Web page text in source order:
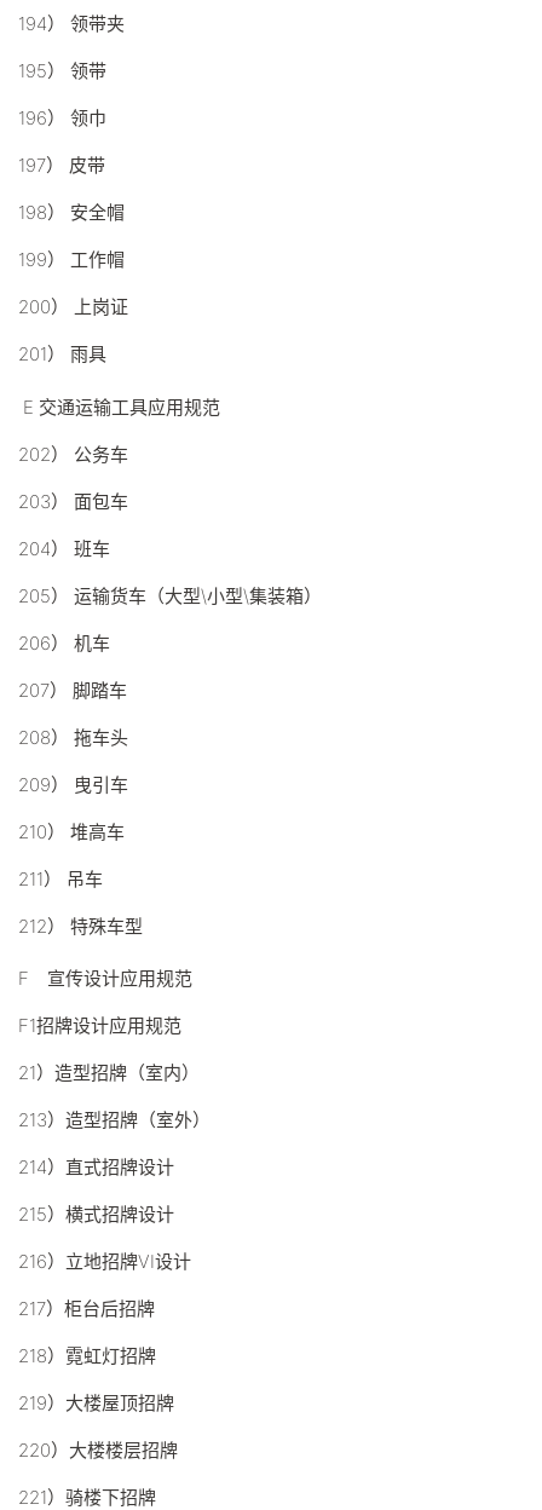
194） 领带夹
195） 领带
196） 领巾
197） 皮带
198） 安全帽
199） 工作帽
200） 上岗证
201） 雨具
E 交通运输工具应用规范
202） 公务车
203） 面包车
204） 班车
205） 运输货车（大型\小型\集装箱）
206） 机车
207） 脚踏车
208） 拖车头
209） 曳引车
210） 堆高车
211） 吊车
212） 特殊车型
F 宣传设计应用规范
F1招牌设计应用规范
21）造型招牌（室内）
213）造型招牌（室外）
214）直式招牌设计
215）横式招牌设计
216）立地招牌VI设计
217）柜台后招牌
218）霓虹灯招牌
219）大楼屋顶招牌
220）大楼楼层招牌
221）骑楼下招牌